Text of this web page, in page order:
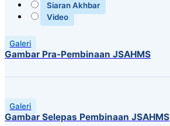
Siaran Akhbar
Video
Galeri
Gambar Pra-Pembinaan JSAHMS
Galeri
Gambar Selepas Pembinaan JSAHMS